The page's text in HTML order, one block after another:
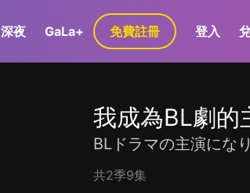
深夜 GaLa+ 免費註冊 登入
我成為BL劇的
BLドラマの主演にな
共2季9集